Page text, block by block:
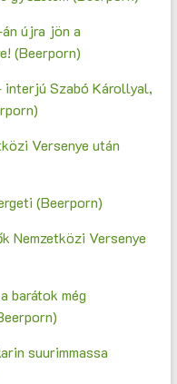
újra jön a
(Beerporn)
interjú Szabó Károllyal,
Versenye után
(Beerporn)
Nemzetközi Versenye
barátok még
suurimmassa